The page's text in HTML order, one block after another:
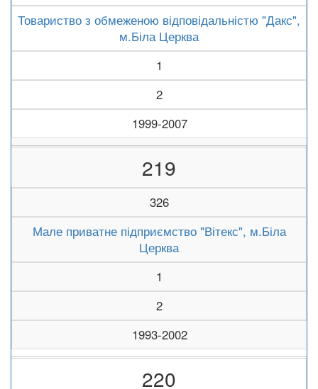
Товариство з обмеженою відповідальністю "Дакс",
м.Біла Церква
1
2
1999-2007
219
326
Мале приватне підприємство "Вітекс", м.Біла
Церква
1
2
1993-2002
220